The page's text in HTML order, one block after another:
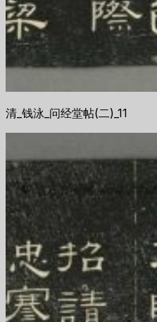
清_钱泳_问经堂帖(二)_11